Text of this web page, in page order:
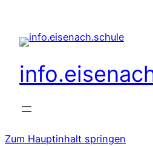
Zum Hauptinhalt springen